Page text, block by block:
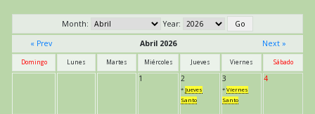
Month:
Year:
« Prev
Abril 2026 Next »
Domingo Lunes Martes Miércoles Jueves Viernes Sábado
1 2
* Jueves
Santo
3
* Viernes
Santo
4